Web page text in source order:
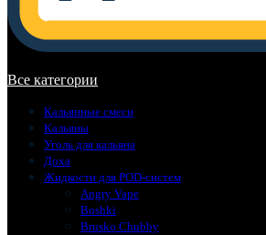
Все категории
Кальянные смеси
Кальяны
Уголь для кальяна
Доха
Жидкости для POD-систем
Angry Vape
Boshki
Brusko Chubby